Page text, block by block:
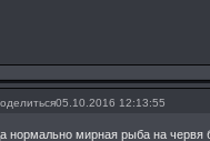
05.10.2016 12:13:55
нормально мирная рыба на червя